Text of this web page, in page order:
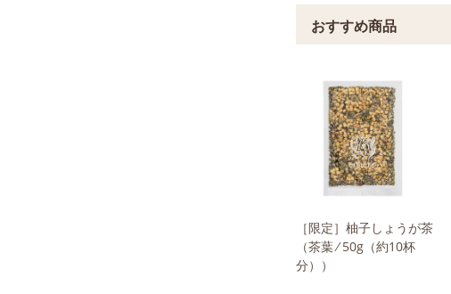
［限定］柚子しょうが茶
（茶葉 ⁄ 50g（約10杯
分））